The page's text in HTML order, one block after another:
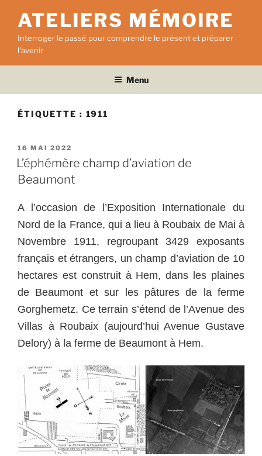
contenu
principal
ATELIERS MÉMOIRE
Interroger le passé pour comprendre le présent et préparer
l'avenir
Menu
ÉTIQUETTE : 1911
PUBLIÉ
LE
16 MAI 2022
L’éphémère champ d’aviation de
Beaumont
A l’occasion de l’Exposition Internationale du
Nord de la France, qui a lieu à Roubaix de Mai à
Novembre 1911, regroupant 3429 exposants
français et étrangers, un champ d’aviation de 10
hectares est construit à Hem, dans les plaines
de Beaumont et sur les pâtures de la ferme
Gorghemetz. Ce terrain s’étend de l’Avenue des
Villas à Roubaix (aujourd’hui Avenue Gustave
Delory) à la ferme de Beaumont à Hem.